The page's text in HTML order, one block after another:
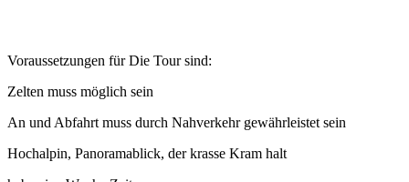
Voraussetzungen für Die Tour sind:
Zelten muss möglich sein
An und Abfahrt muss durch Nahverkehr gewährleistet sein
Hochalpin, Panoramablick, der krasse Kram halt